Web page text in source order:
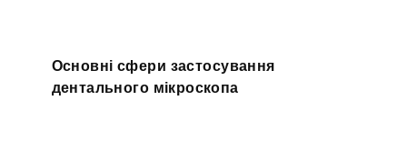
Основні сфери застосування
дентального мікроскопа